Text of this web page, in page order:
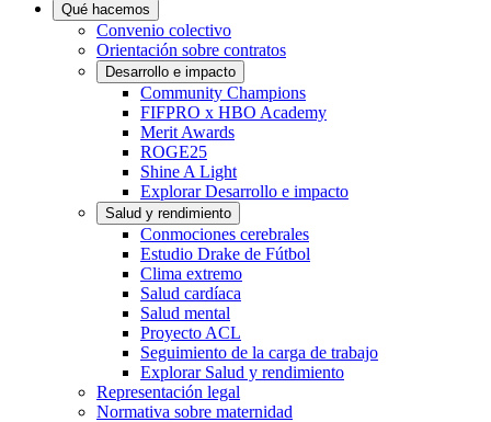
Qué hacemos
Convenio colectivo
Orientación sobre contratos
Desarrollo e impacto
Community Champions
FIFPRO x HBO Academy
Merit Awards
ROGE25
Shine A Light
Explorar Desarrollo e impacto
Salud y rendimiento
Conmociones cerebrales
Estudio Drake de Fútbol
Clima extremo
Salud cardíaca
Salud mental
Proyecto ACL
Seguimiento de la carga de trabajo
Explorar Salud y rendimiento
Representación legal
Normativa sobre maternidad